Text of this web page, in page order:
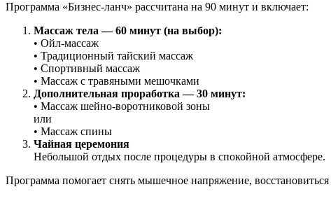
Программа «Бизнес-ланч» рассчитана на 90 минут и включает:
Массаж тела — 60 минут (на выбор):
• Ойл-массаж
• Традиционный тайский массаж
• Спортивный массаж
• Массаж с травяными мешочками
Дополнительная проработка — 30 минут:
• Массаж шейно-воротниковой зоны
или
• Массаж спины
Чайная церемония
Небольшой отдых после процедуры в спокойной атмосфере.
Программа помогает снять мышечное напряжение,